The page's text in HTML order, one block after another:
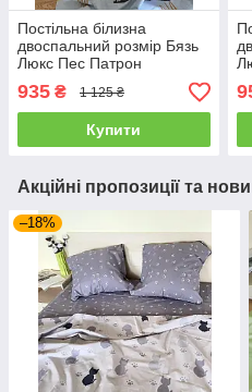
Постільна білизна
двоспальний розмір Бязь
Люкс Пес Патрон
935 ₴ 1 125 ₴
Купити
Акційні пропозиції та
–18%